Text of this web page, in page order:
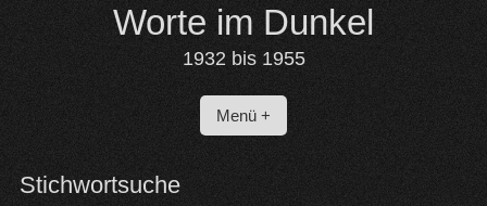
Worte im Dunkel
1932 bis 1955
Menü +
Stichwortsuche